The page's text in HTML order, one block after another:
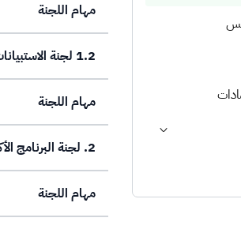
مهام اللجنة
1.2 لجنة الاستبيانات (اللجنة الفرعية)
مهام اللجنة
2. لجنة البرنامج الأكاديمي
مهام اللجنة